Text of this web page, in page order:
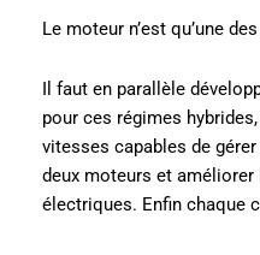
Le moteur n’est qu’une
Il faut en parallèle
pour ces régimes
vitesses capables de
deux moteurs et
électriques. Enfin chaque